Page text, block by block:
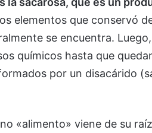
elementos que conservó
se encuentra.
químicos hasta que
por un disacárido
«alimento» viene de su